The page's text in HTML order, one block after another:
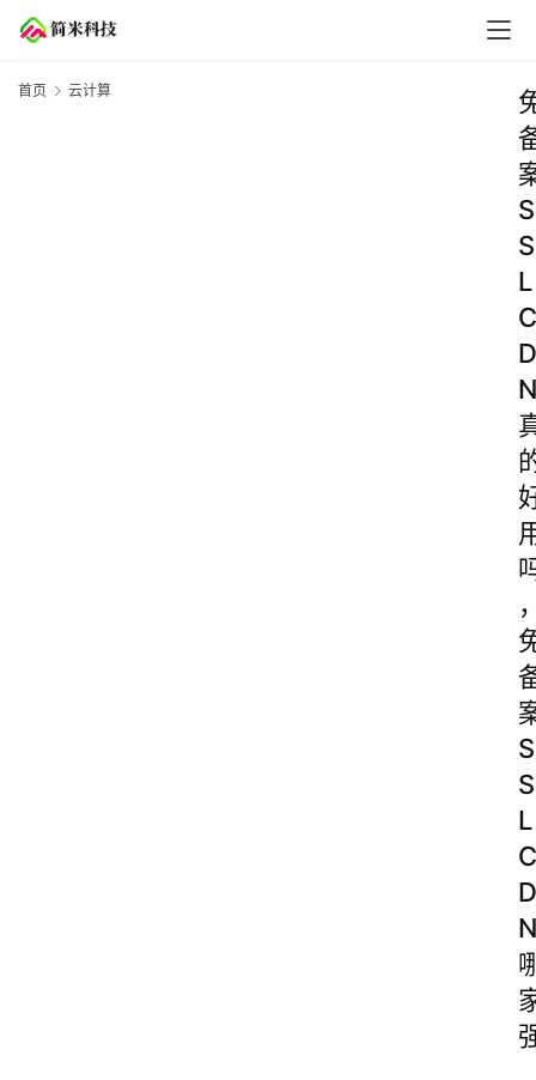
首页 云计算
S
S
L
C
D
N
S
S
L
C
D
N